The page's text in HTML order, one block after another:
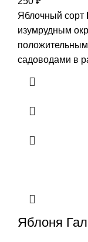
Яблочный сорт
изумрудным
садоводами в
Яблоня